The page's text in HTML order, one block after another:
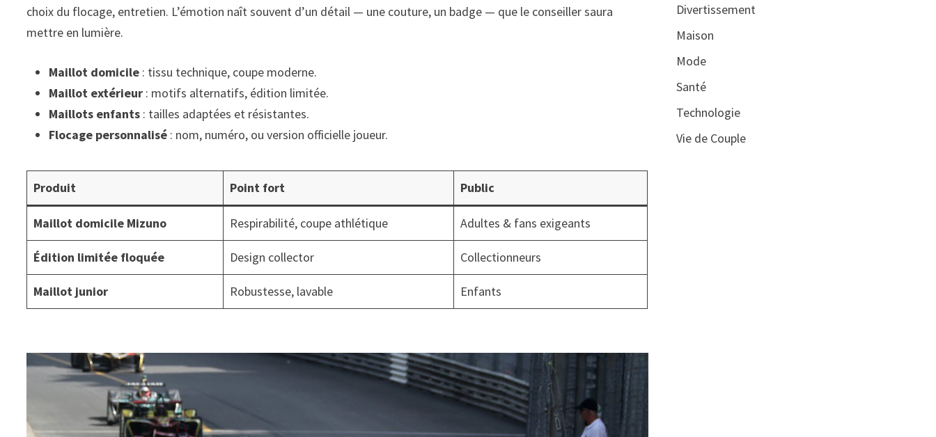
choix du flocage, entretien. L’émotion naît souvent d’un détail — une couture, un badge — que le conseiller saura
mettre en lumière.
Maillot domicile : tissu technique, coupe moderne.
Maillot extérieur : motifs alternatifs, édition limitée.
Maillots enfants : tailles adaptées et résistantes.
Flocage personnalisé : nom, numéro, ou version officielle joueur.
Produit Point fort Public
Maillot domicile Mizuno Respirabilité, coupe athlétique Adultes & fans exigeants
Édition limitée floquée Design collector Collectionneurs
Maillot junior Robustesse, lavable Enfants
Divertissement
Maison
Mode
Santé
Technologie
Vie de Couple